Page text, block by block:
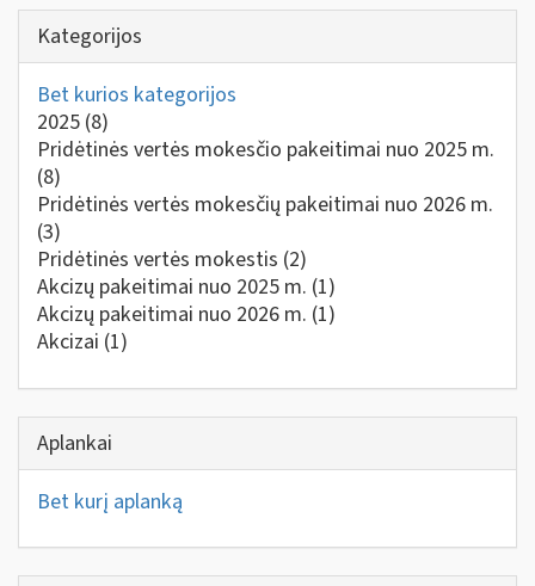
Kategorijos
Bet kurios kategorijos
2025 (8)
Pridėtinės vertės mokesčio pakeitimai nuo 2025 m.
(8)
Pridėtinės vertės mokesčių pakeitimai nuo 2026 m.
(3)
Pridėtinės vertės mokestis (2)
Akcizų pakeitimai nuo 2025 m. (1)
Akcizų pakeitimai nuo 2026 m. (1)
Akcizai (1)
Aplankai
Bet kurį aplanką